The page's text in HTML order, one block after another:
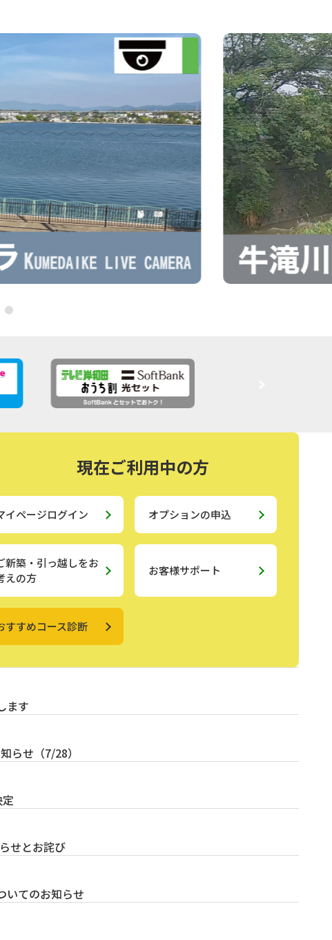
現在ご利用中の方
イページログイン オプションの申込
新築・引っ越しをお
えの方
お客様サポート
すすめコース診断
ます
らせ（7/28）
せとお詫び
いてのお知らせ